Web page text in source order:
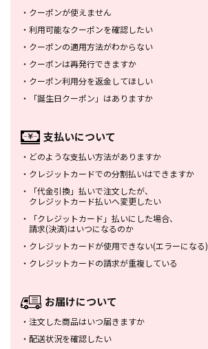
・ クーポンが使えません
・ 利用可能なクーポンを確認したい
・ クーポンの適用方法がわからない
・ クーポンは再発行できますか
・ クーポン利用分を返金してほしい
・
「誕生日クーポン」はありますか
支払いについて
・ どのような支払い方法がありますか
・ クレジットカードでの分割払いはできますか
・
「代金引換」払いで注文したが、
クレジットカード払いへ変更したい
・
「クレジットカード」払いにした場合、
請求(決済)はいつになるのか
・ クレジットカードが使用できない(エラーになる)
・ クレジットカードの請求が重複している
お届けについて
・ 注文した商品はいつ届きますか
・ 配送状況を確認したい